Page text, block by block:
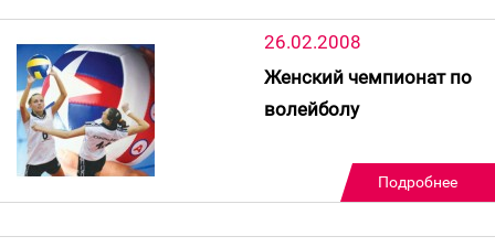
26.02.2008
Женский чемпионат по
волейболу
Подробнее